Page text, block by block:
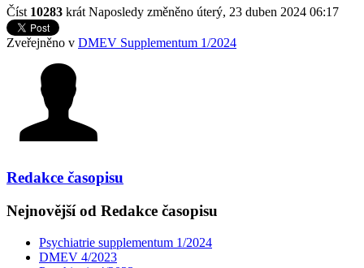
Číst 10283 krát Naposledy změněno úterý, 23 duben 2024 06:17
Zveřejněno v DMEV Supplementum 1/2024
Redakce časopisu
Nejnovější od Redakce časopisu
Psychiatrie supplementum 1/2024
DMEV 4/2023